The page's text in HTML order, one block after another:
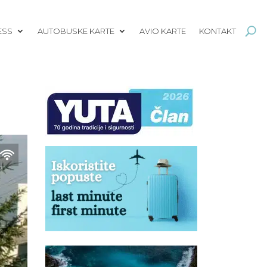
AUTOBUSKE KARTE AVIO KARTE KONTAKT